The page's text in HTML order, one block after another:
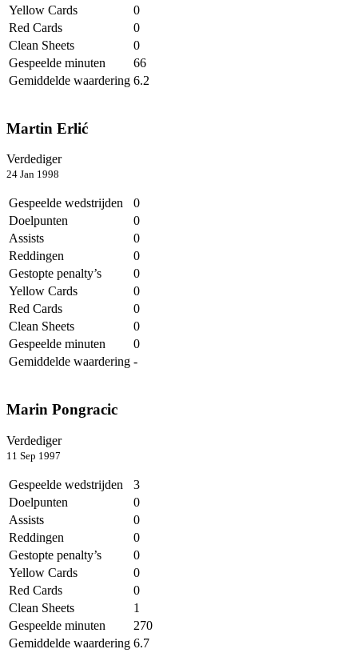
Yellow Cards
0
Red Cards
0
Clean Sheets
0
Gespeelde minuten
66
Gemiddelde waardering 6.2
Martin Erlić
Verdediger
24 Jan 1998
Gespeelde wedstrijden
0
Doelpunten
0
Assists
0
Reddingen
0
Gestopte penalty’s
0
Yellow Cards
0
Red Cards
0
Clean Sheets
0
Gespeelde minuten
0
Gemiddelde waardering -
Marin Pongracic
Verdediger
11 Sep 1997
Gespeelde wedstrijden
3
Doelpunten
0
Assists
0
Reddingen
0
Gestopte penalty’s
0
Yellow Cards
0
Red Cards
0
Clean Sheets
1
Gespeelde minuten
270
Gemiddelde waardering 6.7